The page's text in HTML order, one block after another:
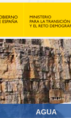
AGUA